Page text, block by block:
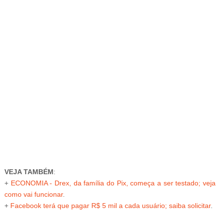
VEJA TAMBÉM:
+ ECONOMIA - Drex, da família do Pix, começa a ser testado; veja
como vai funcionar.
+ Facebook terá que pagar R$ 5 mil a cada usuário; saiba solicitar.